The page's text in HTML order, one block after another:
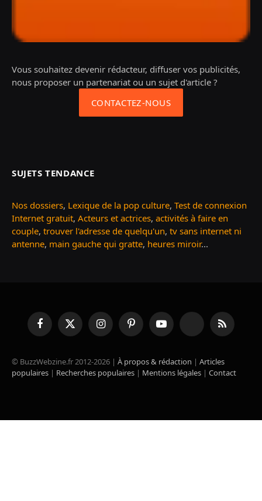
Vous souhaitez devenir rédacteur, diffuser vos publicités,
nous proposer un partenariat ou un sujet d'article ?
CONTACTEZ-NOUS
SUJETS TENDANCE
Nos dossiers, Lexique de la pop culture, Test de connexion
Internet gratuit, Acteurs et actrices, activités à faire en
couple, trouver l'adresse de quelqu'un, tv sans internet ni
antenne, main gauche qui gratte, heures miroir...
FacebookX
(Twitter)
InstagramPinterestYouTube TikTok RSS
© BuzzWebzine.fr 2012-2026 | À propos & rédaction | Articles
populaires | Recherches populaires | Mentions légales | Contact